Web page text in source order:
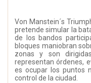
Von Manstein´s
pretende simular la
de los bandos
bloques maniobran
zonas y son
representan órdenes,
es ocupar los puntos
control de la ciudad.